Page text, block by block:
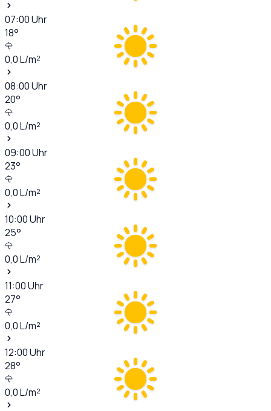
07:00Uhr
18°
0,0L/m²
08:00Uhr
20°
0,0L/m²
09:00Uhr
23°
0,0L/m²
10:00Uhr
25°
0,0L/m²
11:00Uhr
27°
0,0L/m²
12:00Uhr
28°
0,0L/m²